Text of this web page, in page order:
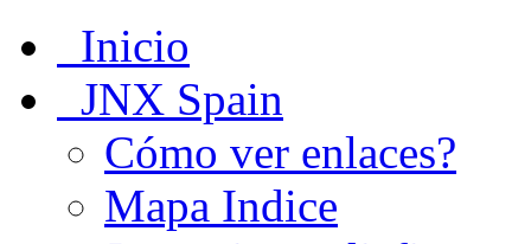
Inicio
JNX Spain
Cómo ver enlaces?
Mapa Indice